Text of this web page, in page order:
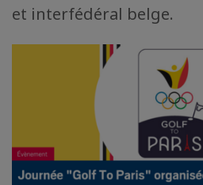
et interfédéral belge.